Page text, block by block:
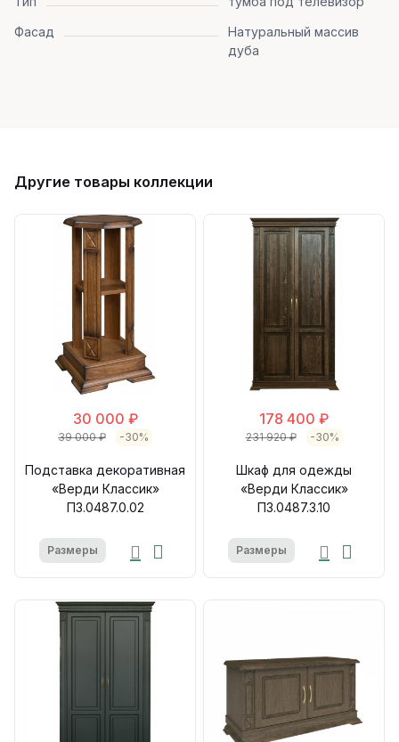
Фасад
Натуральный массив
дуба
Другие товары коллекции
30 000 ₽
39 000 ₽ -30%
Подставка декоративная
«Верди Классик»
П3.0487.0.02
Размеры
178 400 ₽
231 920 ₽ -30%
Шкаф для одежды
«Верди Классик»
П3.0487.3.10
Размеры